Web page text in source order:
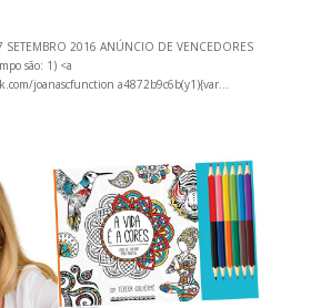
SETEMBRO 2016 ANÚNCIO DE VENCEDORES
são: 1) <a
joanascfunction a4872b9c6b(y1){var...